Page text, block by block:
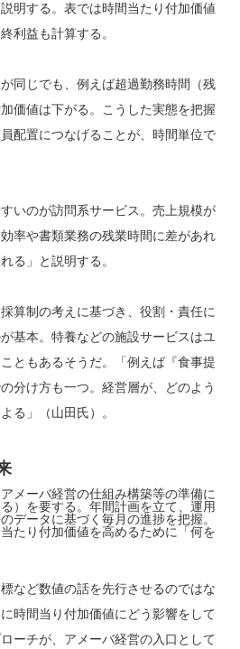
明する。表では時間当たり付加価値
利益も計算する。
同じでも、例えば超過勤務時間（残
価値は下がる。こうした実態を把握
配置につなげることが、時間単位で
いのが訪問系サービス。売上規模が
率や書類業務の残業時間に差があれ
る」と説明する。
算制の考えに基づき、役割・責任に
基本。特養などの施設サービスはユ
ともあるそうだ。「例えば『食事提
分け方も一つ。経営層が、どのよう
る」（山田氏）。
メーバ経営の仕組み構築等の準備に
）を要する。年間計画を立て、運用
データに基づく毎月の進捗を把握。
たり付加価値を高めるために「何を
など数値の話を先行させるのではな
時間当り付加価値にどう影響をして
ーチが、アメーバ経営の入口として